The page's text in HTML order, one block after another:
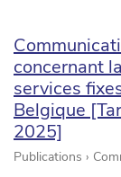
concernant
services
Belgique
2025]
Publications ›